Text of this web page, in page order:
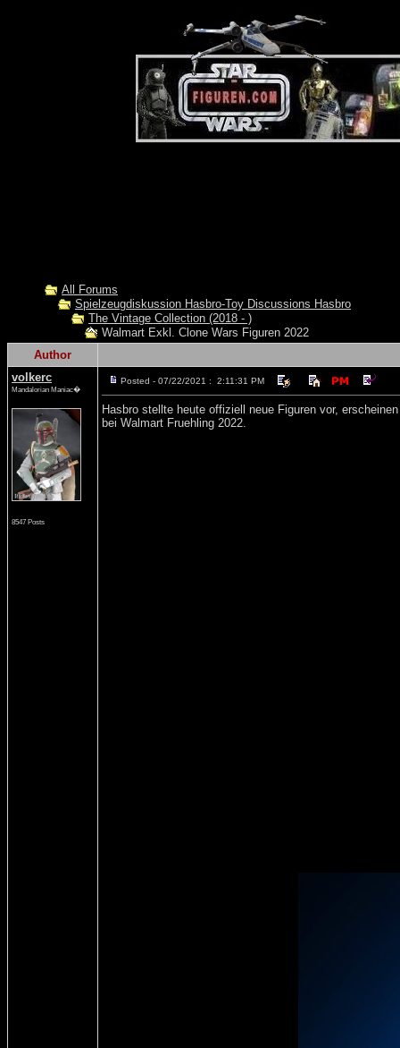
All Forums
Spielzeugdiskussion Hasbro-Toy Discussions Hasbro
The Vintage Collection (2018 - )
Walmart Exkl. Clone Wars Figuren 2022
Author
volkerc
Mandalorian Maniac�
8547 Posts
Posted - 07/22/2021 : 2:11:31 PM
Hasbro stellte heute offiziell neue Figuren vor,
bei Walmart Fruehling 2022.